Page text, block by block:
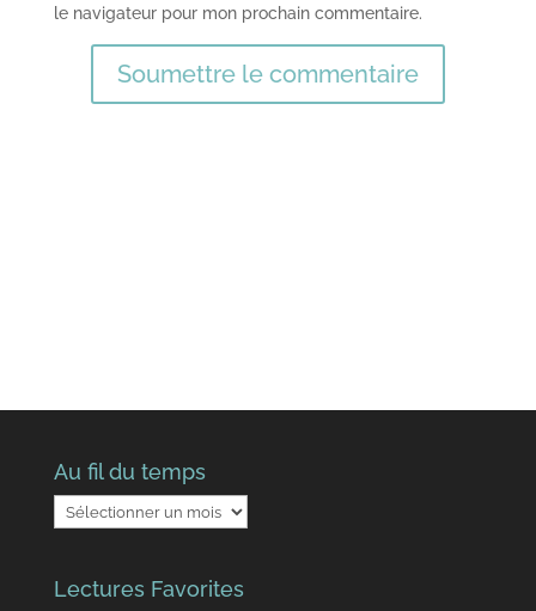
le navigateur pour mon prochain commentaire.
Soumettre le commentaire
Au fil du temps
Au
fil
temps
Lectures Favorites